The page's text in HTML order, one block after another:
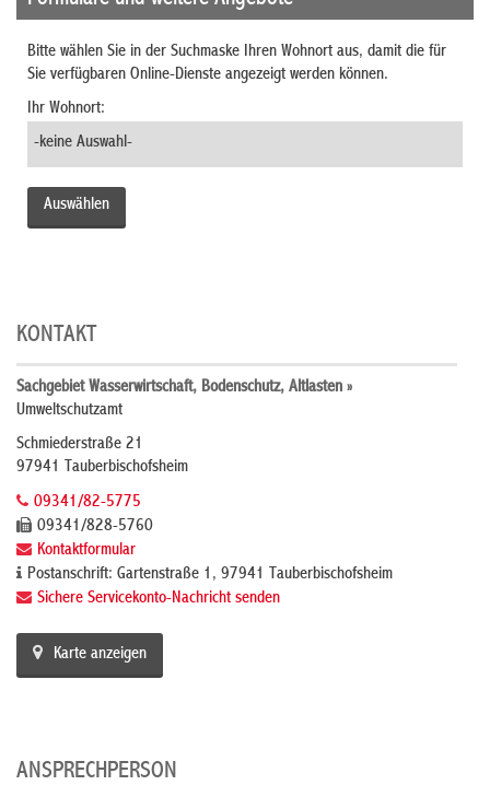
Bitte wählen Sie in der Suchmaske Ihren Wohnort aus, damit die für
Sie verfügbaren Online-Dienste angezeigt werden können.
Ihr Wohnort:
KONTAKT
Sachgebiet Wasserwirtschaft, Bodenschutz, Altlasten »
Umweltschutzamt
Schmiederstraße 21
97941 Tauberbischofsheim
09341/82-5775
09341/828-5760
Kontaktformular
Postanschrift: Gartenstraße 1, 97941 Tauberbischofsheim
Sichere Servicekonto-Nachricht senden
Karte anzeigen
ANSPRECHPERSON